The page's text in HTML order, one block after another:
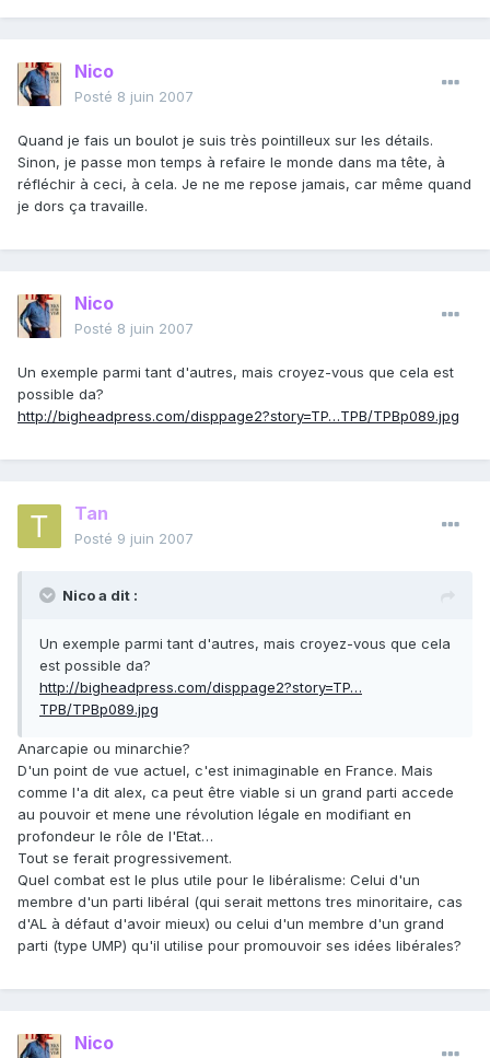
Nico
Posté 8 juin 2007
Quand je fais un boulot je suis très pointilleux sur les détails.
Sinon, je passe mon temps à refaire le monde dans ma tête, à
réfléchir à ceci, à cela. Je ne me repose jamais, car même quand
je dors ça travaille.
Nico
Posté 8 juin 2007
Un exemple parmi tant d'autres, mais croyez-vous que cela est
possible da?
http://bigheadpress.com/disppage2?story=TP…TPB/TPBp089.jpg
Tan
Posté 9 juin 2007
Nico a dit :
Un exemple parmi tant d'autres, mais croyez-vous que cela
est possible da?
http://bigheadpress.com/disppage2?story=TP…
TPB/TPBp089.jpg
Anarcapie ou minarchie?
D'un point de vue actuel, c'est inimaginable en France. Mais
comme l'a dit alex, ca peut être viable si un grand parti accede
au pouvoir et mene une révolution légale en modifiant en
profondeur le rôle de l'Etat…
Tout se ferait progressivement.
Quel combat est le plus utile pour le libéralisme: Celui d'un
membre d'un parti libéral (qui serait mettons tres minoritaire, cas
d'AL à défaut d'avoir mieux) ou celui d'un membre d'un grand
parti (type UMP) qu'il utilise pour promouvoir ses idées libérales?
Nico